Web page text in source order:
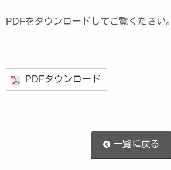
PDFをダウンロードしてご覧ください。
PDFダウンロード
一覧に戻る